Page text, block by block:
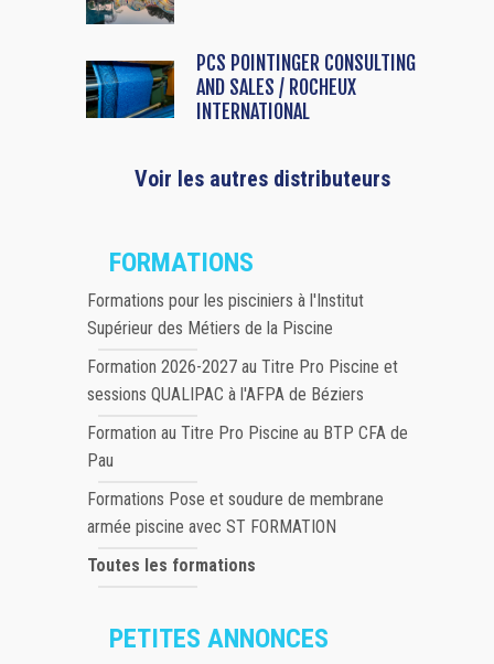
PCS POINTINGER CONSULTING
AND SALES / ROCHEUX
INTERNATIONAL
Voir les autres distributeurs
FORMATIONS
Formations pour les pisciniers à l'Institut
Supérieur des Métiers de la Piscine
Formation 2026-2027 au Titre Pro Piscine et
sessions QUALIPAC à l'AFPA de Béziers
Formation au Titre Pro Piscine au BTP CFA de
Pau
Formations Pose et soudure de membrane
armée piscine avec ST FORMATION
Toutes les formations
PETITES ANNONCES